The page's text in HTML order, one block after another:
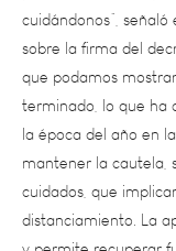
que podamos
terminado, lo que
la época del año
mantener la
cuidados, que
distanciamiento.
y permite